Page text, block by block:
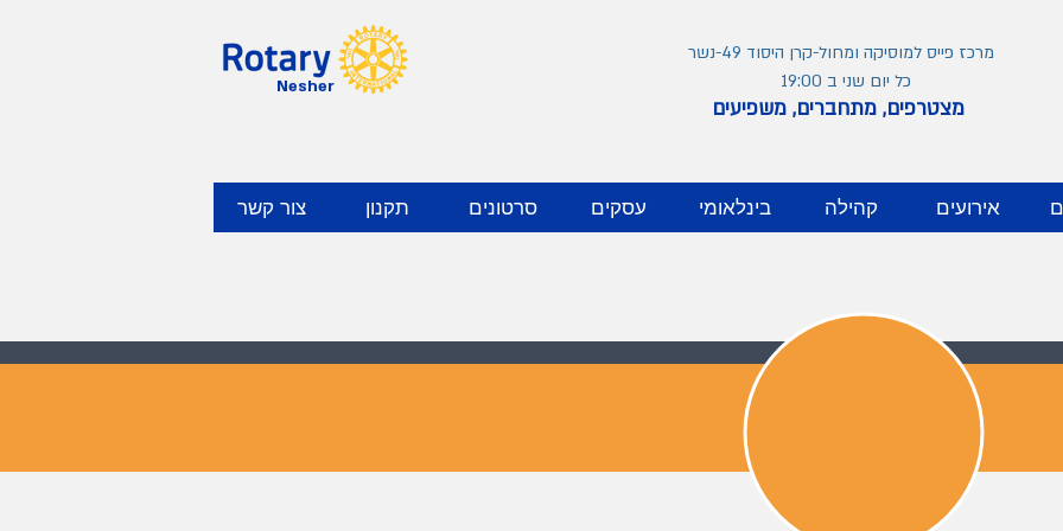
Nesher
מרכז פייס למוסיקה ומחול-קרן היסוד 49-נשר
כל יום שני ב 19:00
מצטרפים, מתחברים, משפיעים
אירועים קהילה בינלאומי עסקים סרטונים תקנון צור קשר